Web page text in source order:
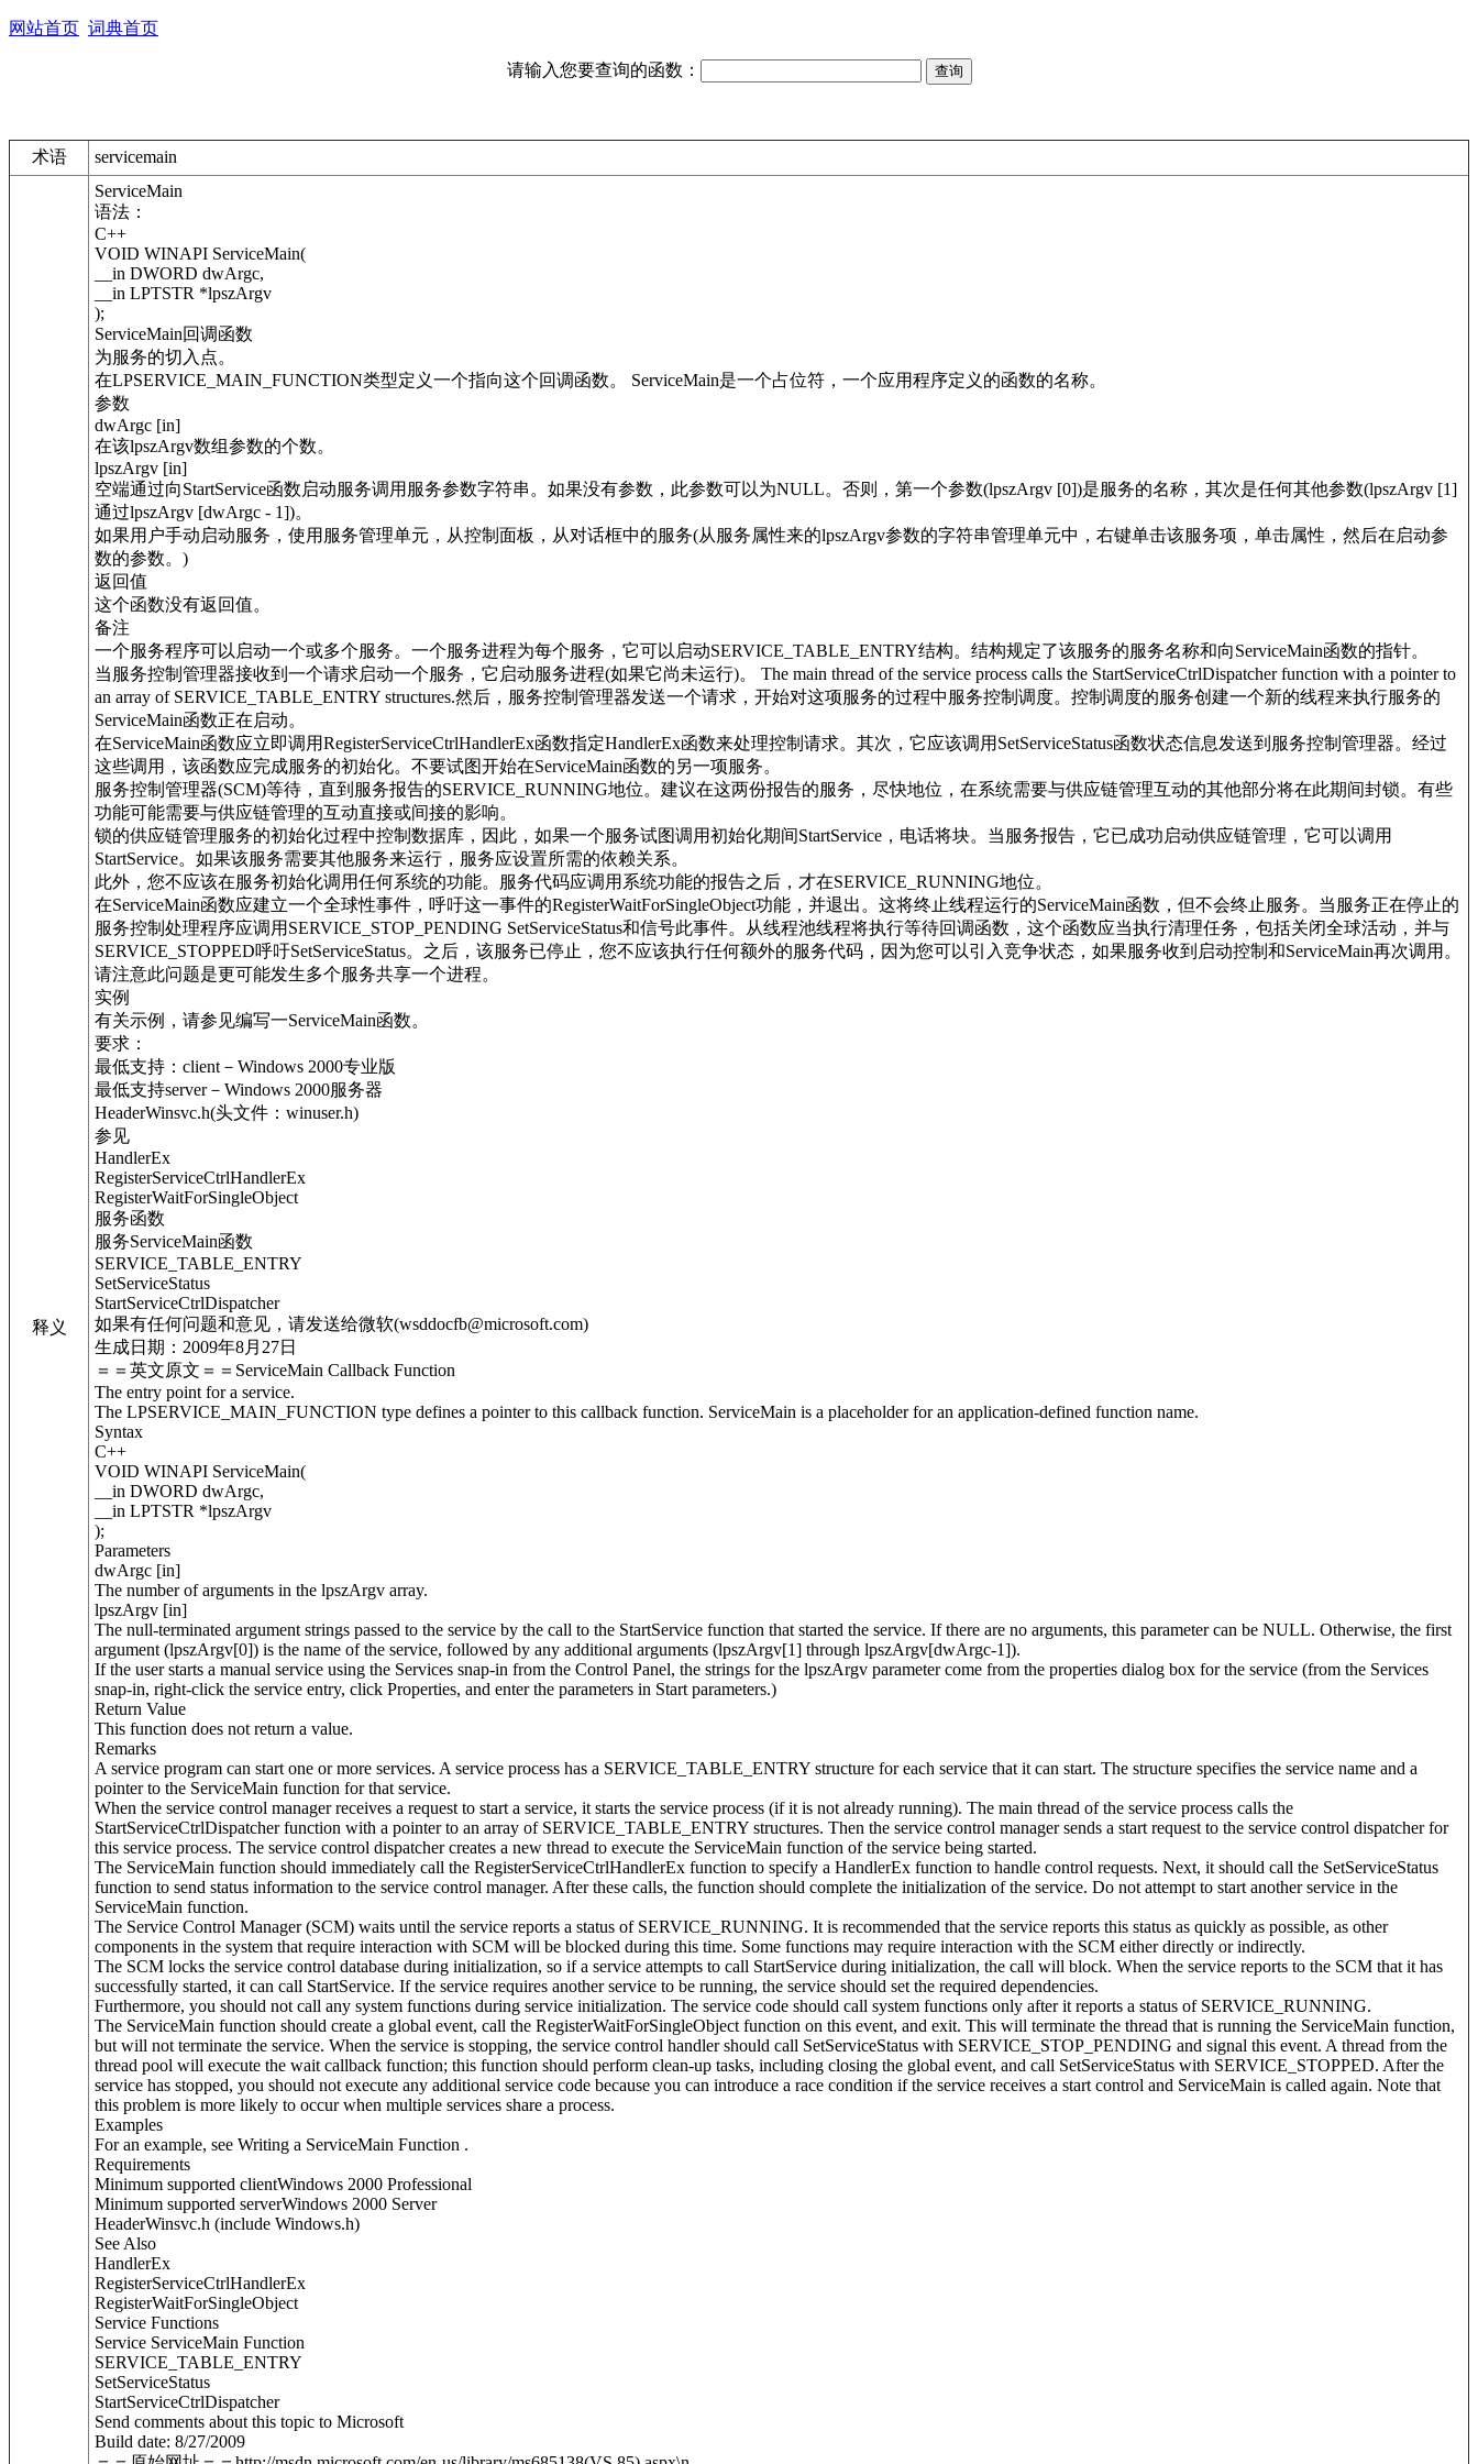
网站首页 词典首页
请输入您要查询的函数：
术语 servicemain
释义
ServiceMain
语法：
C++
VOID WINAPI ServiceMain(
__in DWORD dwArgc,
__in LPTSTR *lpszArgv
);
ServiceMain回调函数
为服务的切入点。
在LPSERVICE_MAIN_FUNCTION类型定义一个指向这个回调函数。 ServiceMain是一个占位符，一个应用程序定义的函数的名称。
参数
dwArgc [in]
在该lpszArgv数组参数的个数。
lpszArgv [in]
空端通过向StartService函数启动服务调用服务参数字符串。如果没有参数，此参数可以为NULL。否则，第一个参数(lpszArgv [0])是服务的名称，其次是任何其他参数(lpszArgv [1]
通过lpszArgv [dwArgc - 1])。
如果用户手动启动服务，使用服务管理单元，从控制面板，从对话框中的服务(从服务属性来的lpszArgv参数的字符串管理单元中，右键单击该服务项，单击属性，然后在启动参
数的参数。)
返回值
这个函数没有返回值。
备注
一个服务程序可以启动一个或多个服务。一个服务进程为每个服务，它可以启动SERVICE_TABLE_ENTRY结构。结构规定了该服务的服务名称和向ServiceMain函数的指针。
当服务控制管理器接收到一个请求启动一个服务，它启动服务进程(如果它尚未运行)。 The main thread of the service process calls the StartServiceCtrlDispatcher function with a pointer to
an array of SERVICE_TABLE_ENTRY structures.然后，服务控制管理器发送一个请求，开始对这项服务的过程中服务控制调度。控制调度的服务创建一个新的线程来执行服务的
ServiceMain函数正在启动。
在ServiceMain函数应立即调用RegisterServiceCtrlHandlerEx函数指定HandlerEx函数来处理控制请求。其次，它应该调用SetServiceStatus函数状态信息发送到服务控制管理器。经过
这些调用，该函数应完成服务的初始化。不要试图开始在ServiceMain函数的另一项服务。
服务控制管理器(SCM)等待，直到服务报告的SERVICE_RUNNING地位。建议在这两份报告的服务，尽快地位，在系统需要与供应链管理互动的其他部分将在此期间封锁。有些
功能可能需要与供应链管理的互动直接或间接的影响。
锁的供应链管理服务的初始化过程中控制数据库，因此，如果一个服务试图调用初始化期间StartService，电话将块。当服务报告，它已成功启动供应链管理，它可以调用
StartService。如果该服务需要其他服务来运行，服务应设置所需的依赖关系。
此外，您不应该在服务初始化调用任何系统的功能。服务代码应调用系统功能的报告之后，才在SERVICE_RUNNING地位。
在ServiceMain函数应建立一个全球性事件，呼吁这一事件的RegisterWaitForSingleObject功能，并退出。这将终止线程运行的ServiceMain函数，但不会终止服务。当服务正在停止的
服务控制处理程序应调用SERVICE_STOP_PENDING SetServiceStatus和信号此事件。从线程池线程将执行等待回调函数，这个函数应当执行清理任务，包括关闭全球活动，并与
SERVICE_STOPPED呼吁SetServiceStatus。之后，该服务已停止，您不应该执行任何额外的服务代码，因为您可以引入竞争状态，如果服务收到启动控制和ServiceMain再次调用。
请注意此问题是更可能发生多个服务共享一个进程。
实例
有关示例，请参见编写一ServiceMain函数。
要求：
最低支持：client－Windows 2000专业版
最低支持server－Windows 2000服务器
HeaderWinsvc.h(头文件：winuser.h)
参见
HandlerEx
RegisterServiceCtrlHandlerEx
RegisterWaitForSingleObject
服务函数
服务ServiceMain函数
SERVICE_TABLE_ENTRY
SetServiceStatus
StartServiceCtrlDispatcher
如果有任何问题和意见，请发送给微软(wsddocfb@microsoft.com)
生成日期：2009年8月27日
＝＝英文原文＝＝ServiceMain Callback Function
The entry point for a service.
The LPSERVICE_MAIN_FUNCTION type defines a pointer to this callback function. ServiceMain is a placeholder for an application-defined function name.
Syntax
C++
VOID WINAPI ServiceMain(
__in DWORD dwArgc,
__in LPTSTR *lpszArgv
);
Parameters
dwArgc [in]
The number of arguments in the lpszArgv array.
lpszArgv [in]
The null-terminated argument strings passed to the service by the call to the StartService function that started the service. If there are no arguments, this parameter can be NULL. Otherwise, the first
argument (lpszArgv[0]) is the name of the service, followed by any additional arguments (lpszArgv[1] through lpszArgv[dwArgc-1]).
If the user starts a manual service using the Services snap-in from the Control Panel, the strings for the lpszArgv parameter come from the properties dialog box for the service (from the Services
snap-in, right-click the service entry, click Properties, and enter the parameters in Start parameters.)
Return Value
This function does not return a value.
Remarks
A service program can start one or more services. A service process has a SERVICE_TABLE_ENTRY structure for each service that it can start. The structure specifies the service name and a
pointer to the ServiceMain function for that service.
When the service control manager receives a request to start a service, it starts the service process (if it is not already running). The main thread of the service process calls the
StartServiceCtrlDispatcher function with a pointer to an array of SERVICE_TABLE_ENTRY structures. Then the service control manager sends a start request to the service control dispatcher for
this service process. The service control dispatcher creates a new thread to execute the ServiceMain function of the service being started.
The ServiceMain function should immediately call the RegisterServiceCtrlHandlerEx function to specify a HandlerEx function to handle control requests. Next, it should call the SetServiceStatus
function to send status information to the service control manager. After these calls, the function should complete the initialization of the service. Do not attempt to start another service in the
ServiceMain function.
The Service Control Manager (SCM) waits until the service reports a status of SERVICE_RUNNING. It is recommended that the service reports this status as quickly as possible, as other
components in the system that require interaction with SCM will be blocked during this time. Some functions may require interaction with the SCM either directly or indirectly.
The SCM locks the service control database during initialization, so if a service attempts to call StartService during initialization, the call will block. When the service reports to the SCM that it has
successfully started, it can call StartService. If the service requires another service to be running, the service should set the required dependencies.
Furthermore, you should not call any system functions during service initialization. The service code should call system functions only after it reports a status of SERVICE_RUNNING.
The ServiceMain function should create a global event, call the RegisterWaitForSingleObject function on this event, and exit. This will terminate the thread that is running the ServiceMain function,
but will not terminate the service. When the service is stopping, the service control handler should call SetServiceStatus with SERVICE_STOP_PENDING and signal this event. A thread from the
thread pool will execute the wait callback function; this function should perform clean-up tasks, including closing the global event, and call SetServiceStatus with SERVICE_STOPPED. After the
service has stopped, you should not execute any additional service code because you can introduce a race condition if the service receives a start control and ServiceMain is called again. Note that
this problem is more likely to occur when multiple services share a process.
Examples
For an example, see Writing a ServiceMain Function .
Requirements
Minimum supported clientWindows 2000 Professional
Minimum supported serverWindows 2000 Server
HeaderWinsvc.h (include Windows.h)
See Also
HandlerEx
RegisterServiceCtrlHandlerEx
RegisterWaitForSingleObject
Service Functions
Service ServiceMain Function
SERVICE_TABLE_ENTRY
SetServiceStatus
StartServiceCtrlDispatcher
Send comments about this topic to Microsoft
Build date: 8/27/2009